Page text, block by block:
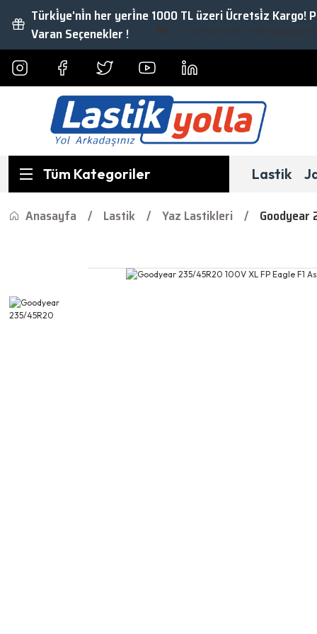
Türki̇ye'ni̇n her yeri̇ne 1000 TL üzeri Ücretsi̇z Kargo!
Varan Seçenekler !
Tüm Kategoriler Lastik
Anasayfa Lastik Yaz Lastikleri Goodyear